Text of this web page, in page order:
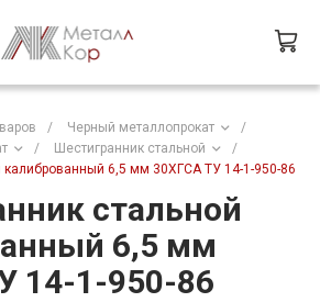
/ Черный металлопрокат
/
/ Шестигранник стальной
/
калиброванный 6,5 мм 30ХГСА ТУ 14-1-950-86
стальной
6,5 мм
14-1-950-86